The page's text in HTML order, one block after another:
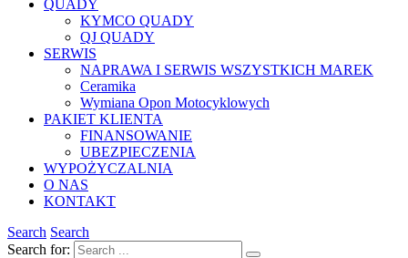
QUADY
KYMCO QUADY
QJ QUADY
SERWIS
NAPRAWA I SERWIS WSZYSTKICH MAREK
Ceramika
Wymiana Opon Motocyklowych
PAKIET KLIENTA
FINANSOWANIE
UBEZPIECZENIA
WYPOŻYCZALNIA
O NAS
KONTAKT
Search Search
Search for: